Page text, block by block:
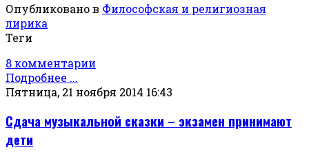
Опубликовано в Философская и религиозная
лирика
Теги
8 комментарии
Подробнее ...
Пятница, 21 ноября 2014 16:43
Сдача музыкальной сказки – экзамен принимают
дети